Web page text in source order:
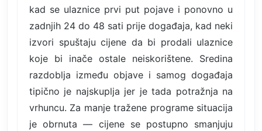
kad se ulaznice prvi put pojave i ponovno u
zadnjih 24 do 48 sati prije događaja, kad neki
izvori spuštaju cijene da bi prodali ulaznice
koje bi inače ostale neiskorištene. Sredina
razdoblja između objave i samog događaja
tipično je najskuplja jer je tada potražnja na
vrhuncu. Za manje tražene programe situacija
je obrnuta — cijene se postupno smanjuju